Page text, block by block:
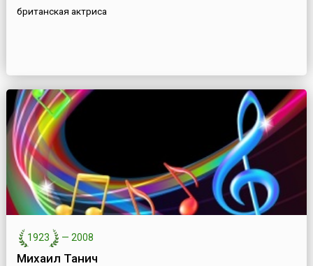
британская актриса
1923 — 2008
Михаил Танич